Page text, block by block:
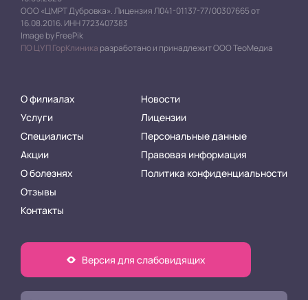
ООО «ЦМРТ Дубровка». Лицензия Л041-01137-77/00307665 от
16.08.2016. ИНН 7723407383
Image by FreePik
ПО ЦУП ГорКлиника разработано и принадлежит ООО ТеоМедиа
О филиалах
Услуги
Специалисты
Акции
О болезнях
Отзывы
Контакты
Новости
Лицензии
Персональные данные
Правовая информация
Политика конфиденциальности
Версия для слабовидящих